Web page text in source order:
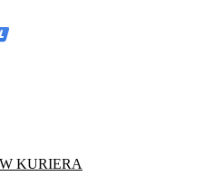
KURIERA